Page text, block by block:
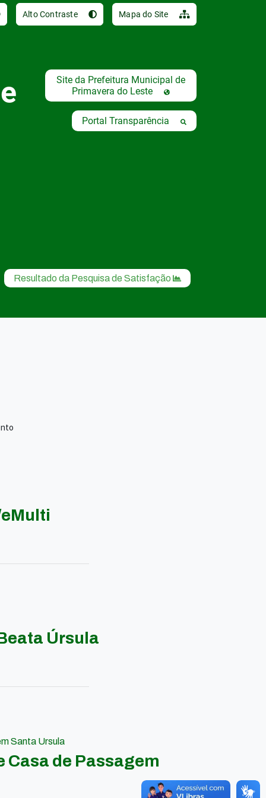
Alto Contraste Mapa do Site
Site da Prefeitura Municipal de
Primavera do Leste
Portal Transparência
Resultado da Pesquisa de Satisfação
Úrsula
Santa Ursula
de Passagem